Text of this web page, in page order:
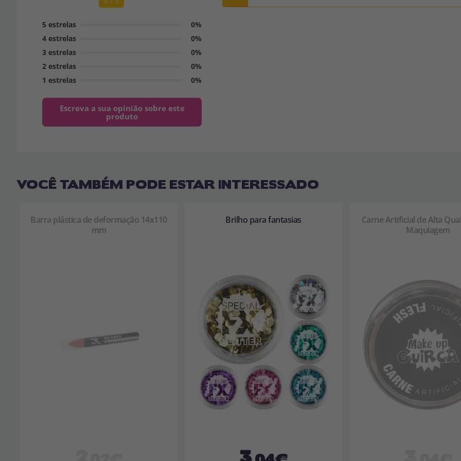
5 estrelas
0%
4 estrelas
0%
3 estrelas
0%
2 estrelas
0%
1 estrelas
0%
Escreva a sua opinião sobre este
produto
VOCÊ TAMBÉM PODE ESTAR INTERESSADO
Barra plástica de deformação 14x110
mm
Brilho para fantasias
Carne Artificial de Alta
Maquiagem